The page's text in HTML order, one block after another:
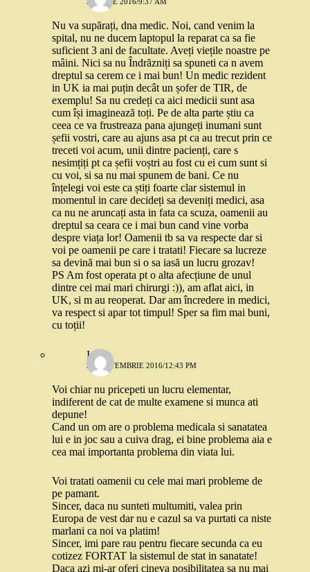
Nu va supărați, dna medic. Noi, cand venim la
spital, nu ne ducem laptopul la reparat ca sa fie
suficient 3 ani de facultate. Aveți viețile noastre pe
mâini. Nici sa nu Îndrăzniți sa spuneti ca n avem
dreptul sa cerem ce i mai bun! Un medic rezident
in UK ia mai puțin decât un șofer de TIR, de
exemplu! Sa nu credeți ca aici medicii sunt asa
cum își imaginează toți. Pe de alta parte știu ca
ceea ce va frustreaza pana ajungeți inumani sunt
șefii vostri, care au ajuns asa pt ca au trecut prin ce
treceti voi acum, unii dintre pacienți, care s
nesimțiți pt ca șefii voștri au fost cu ei cum sunt si
cu voi, si sa nu mai spunem de bani. Ce nu
înțelegi voi este ca știți foarte clar sistemul in
momentul in care decideți sa deveniți medici, asa
ca nu ne aruncați asta in fata ca scuza, oamenii au
dreptul sa ceara ce i mai bun cand vine vorba
despre viața lor! Oamenii tb sa va respecte dar si
voi pe oamenii pe care i tratati! Fiecare sa lucreze
sa devină mai bun si o sa iasă un lucru grozav!
PS Am fost operata pt o alta afecțiune de unul
dintre cei mai mari chirurgi :)), am aflat aici, in
UK, si m au reoperat. Dar am încredere in medici,
va respect si apar tot timpul! Sper sa fim mai buni,
cu toții!
Iulian
26 SEPTEMBRIE 2016/12:43 PM
Voi chiar nu pricepeti un lucru elementar,
indiferent de cat de multe examene si munca ati
depune!
Cand un om are o problema medicala si sanatatea
lui e in joc sau a cuiva drag, ei bine problema aia e
cea mai importanta problema din viata lui.
Voi tratati oamenii cu cele mai mari probleme de
pe pamant.
Sincer, daca nu sunteti multumiti, valea prin
Europa de vest dar nu e cazul sa va purtati ca niste
marlani ca noi va platim!
Sincer, imi pare rau pentru fiecare secunda ca eu
cotizez FORTAT la sistemul de stat in sanatate!
Daca azi mi-ar oferi cineva posibilitatea sa nu mai